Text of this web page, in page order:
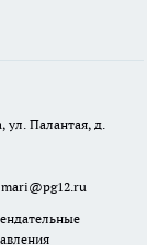
ул. Палантая, д.